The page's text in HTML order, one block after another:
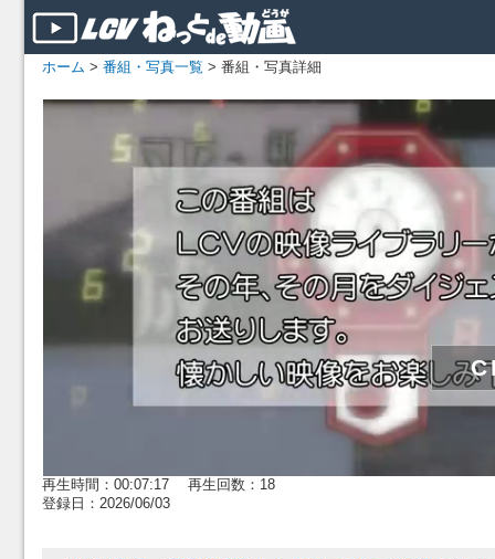
ホーム > 番組・写真一覧 > 番組・写真詳細
再生時間：00:07:17 再生回数：18
登録日：2026/06/03